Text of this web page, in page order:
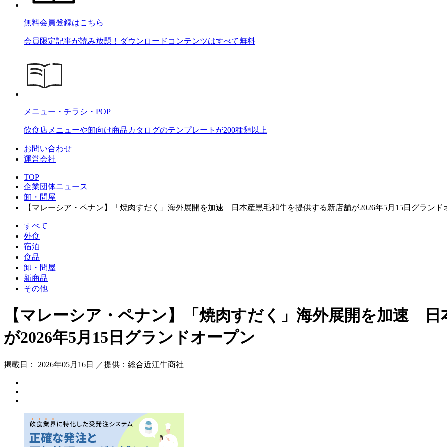
無料会員登録はこちら
会員限定記事が読み放題！ダウンロードコンテンツはすべて無料
メニュー・チラシ・POP
飲食店メニューや卸向け商品カタログのテンプレートが200種類以上
お問い合わせ
運営会社
TOP
企業団体ニュース
卸・問屋
【マレーシア・ペナン】「焼肉すだく」海外展開を加速 日本産黒毛和牛を提供する新店舗が2026年5月15日グランド
すべて
外食
宿泊
食品
卸・問屋
新商品
その他
【マレーシア・ペナン】「焼肉すだく」海外展開を加速
が2026年5月15日グランドオープン
掲載日： 2026年05月16日 ／提供：総合近江牛商社